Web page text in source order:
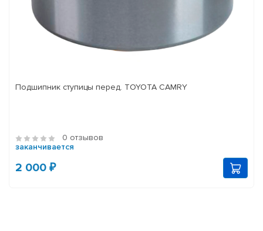
Подшипник ступицы перед. TOYOTA CAMRY
0 отзывов
заканчивается
2 000 ₽